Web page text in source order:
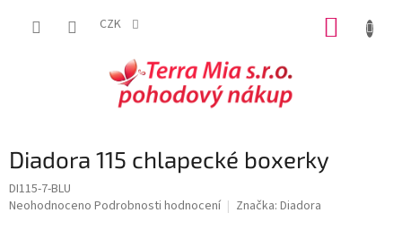
CZK
Diadora 115 chlapecké boxerky
DI115-7-BLU
Průměrné
Neohodnoceno Podrobnosti hodnocení Značka: Diadora